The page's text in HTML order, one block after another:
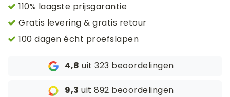
110% laagste prijsgarantie
Gratis levering & gratis retour
100 dagen écht proefslapen
4,8 uit 323 beoordelingen
9,3 uit 892 beoordelingen